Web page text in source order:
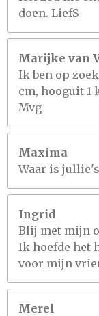
doen. LiefS
Marijke van
Ik ben op
cm, hooguit 1
Mvg
Maxima
Waar is
Ingrid
Blij met mijn
Ik hoefde het
voor mijn
Merel